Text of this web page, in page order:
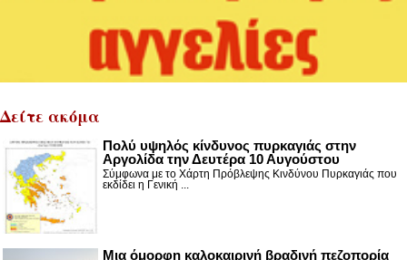
Δείτε ακόμα
Πολύ υψηλός κίνδυνος πυρκαγιάς στην
Αργολίδα την Δευτέρα 10 Αυγούστου
Σύμφωνα με το Χάρτη Πρόβλεψης Κινδύνου Πυρκαγιάς που
εκδίδει η Γενική ...
Μια όμορφη καλοκαιρινή βραδινή πεζοπορία